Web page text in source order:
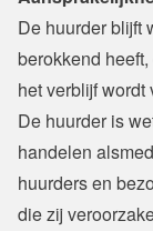
De huurder blijft
berokkend
het verblijf wordt
De huurder is
handelen
huurders en
die zij